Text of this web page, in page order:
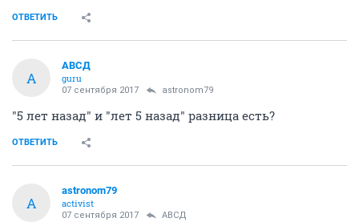
ОТВЕТИТЬ
А
АВСД
guru
07 сентября 2017 astronom79
"5 лет назад" и "лет 5 назад" разница есть?
ОТВЕТИТЬ
A
astronom79
activist
07 сентября 2017 АВСД